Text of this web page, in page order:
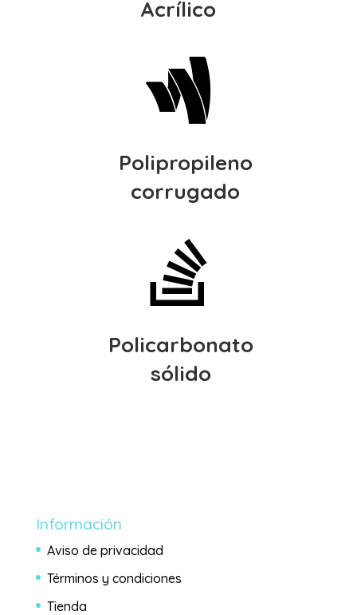
Acrílico

Polipropileno
corrugado

Policarbonato
sólido
Información
Aviso de privacidad
Términos y condiciones
Tienda